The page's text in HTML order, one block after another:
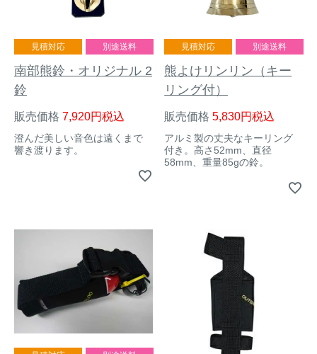
見積対応 別途送料
南部熊鈴・オリジナル 2
鈴
販売価格 7,920 税込
澄んだ美しい音色は遠くまで
響き渡ります。
見積対応 別途送料
熊よけリンリン（キー
リング付）
販売価格 5,830 税込
アルミ製の丈夫なキーリング
付き。高さ52mm、直径
58mm、重量85gの鈴。